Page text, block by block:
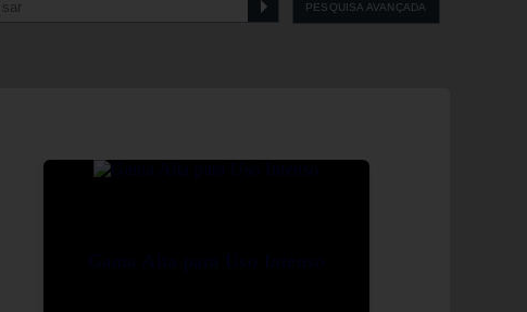
PESQUISA AVANÇADA
Gama Alta para Uso Intenso